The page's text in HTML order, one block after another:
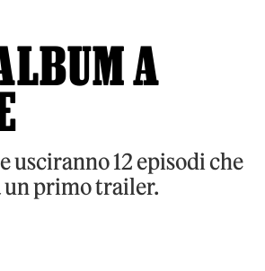
A
usciranno 12 episodi che
un primo trailer.